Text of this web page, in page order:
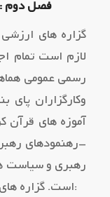
فصل دوم :
گزاره هاي
لازم است تمام
رسمی عمومی
وکارگزاران پاي
آموزه هاي قرآن
–رهنمودهاي
رهبري و سیاست
است. گزاره هاي ارزشی نظام تعلیم و تربیت عبارتنداز: